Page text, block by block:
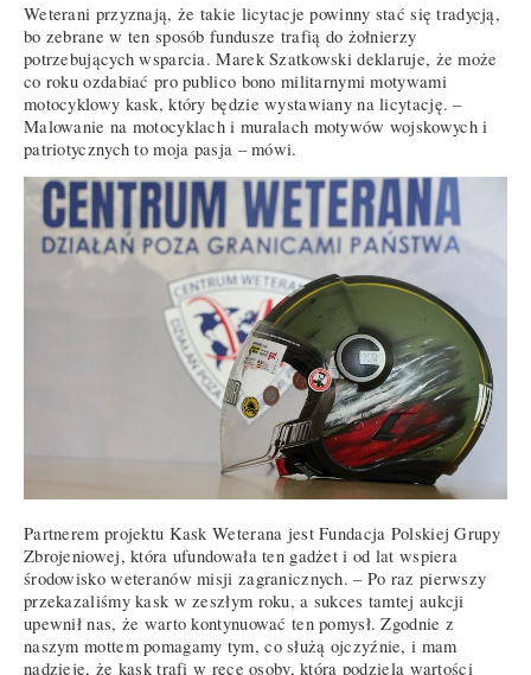
Weterani przyznają, że takie licytacje powinny stać się tradycją,
bo zebrane w ten sposób fundusze trafią do żołnierzy
potrzebujących wsparcia. Marek Szatkowski deklaruje, że może
co roku ozdabiać pro publico bono militarnymi motywami
motocyklowy kask, który będzie wystawiany na licytację. –
Malowanie na motocyklach i muralach motywów wojskowych i
patriotycznych to moja pasja – mówi.
Partnerem projektu Kask Weterana jest Fundacja Polskiej Grupy
Zbrojeniowej, która ufundowała ten gadżet i od lat wspiera
środowisko weteranów misji zagranicznych. – Po raz pierwszy
przekazaliśmy kask w zeszłym roku, a sukces tamtej aukcji
upewnił nas, że warto kontynuować ten pomysł. Zgodnie z
naszym mottem pomagamy tym, co służą ojczyźnie, i mam
nadzieję, że kask trafi w ręce osoby, która podziela wartości